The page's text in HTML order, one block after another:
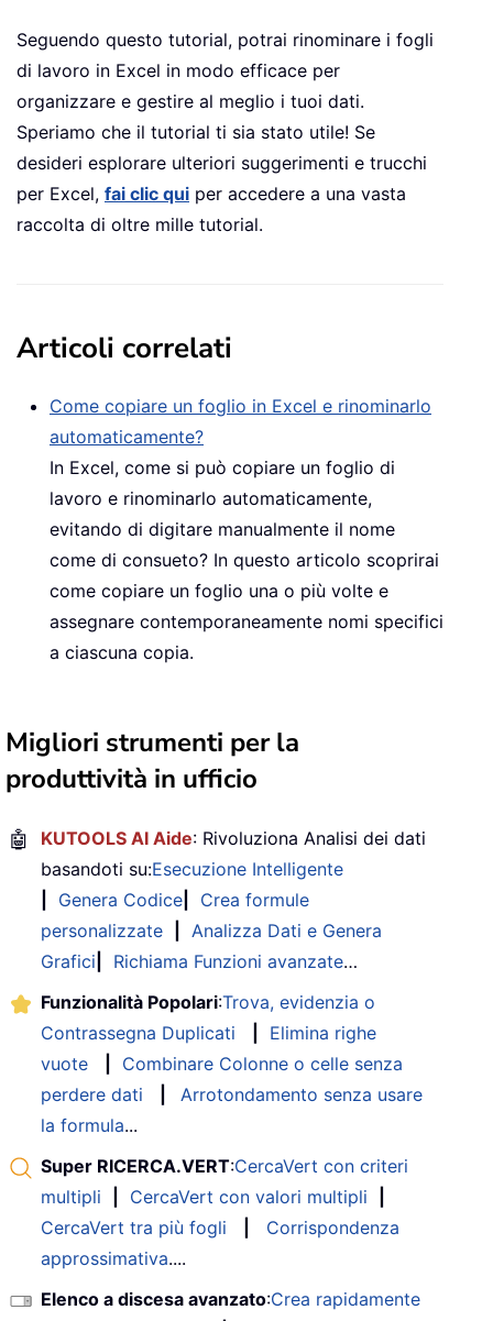
Seguendo questo tutorial, potrai rinominare i fogli
di lavoro in Excel in modo efficace per
organizzare e gestire al meglio i tuoi dati.
Speriamo che il tutorial ti sia stato utile! Se
desideri esplorare ulteriori suggerimenti e trucchi
per Excel, fai clic qui per accedere a una vasta
raccolta di oltre mille tutorial.
Articoli correlati
Come copiare un foglio in Excel e rinominarlo
automaticamente?
In Excel, come si può copiare un foglio di
lavoro e rinominarlo automaticamente,
evitando di digitare manualmente il nome
come di consueto? In questo articolo scoprirai
come copiare un foglio una o più volte e
assegnare contemporaneamente nomi specifici
a ciascuna copia.
Migliori strumenti per la
produttività in ufficio
🤖 KUTOOLS AI Aide: Rivoluziona Analisi dei dati
basandoti su:Esecuzione Intelligente
Genera Codice
Crea formule
personalizzate
Analizza Dati e Genera
Grafici
Richiama Funzioni avanzate…
Funzionalità Popolari:Trova, evidenzia o
Contrassegna Duplicati
Elimina righe
vuote
Combinare Colonne o celle senza
perdere dati
Arrotondamento senza usare
la formula...
Super RICERCA.VERT:CercaVert con criteri
multipli
CercaVert con valori multipli
CercaVert tra più fogli
Corrispondenza
approssimativa....
Elenco a discesa avanzato:Crea rapidamente